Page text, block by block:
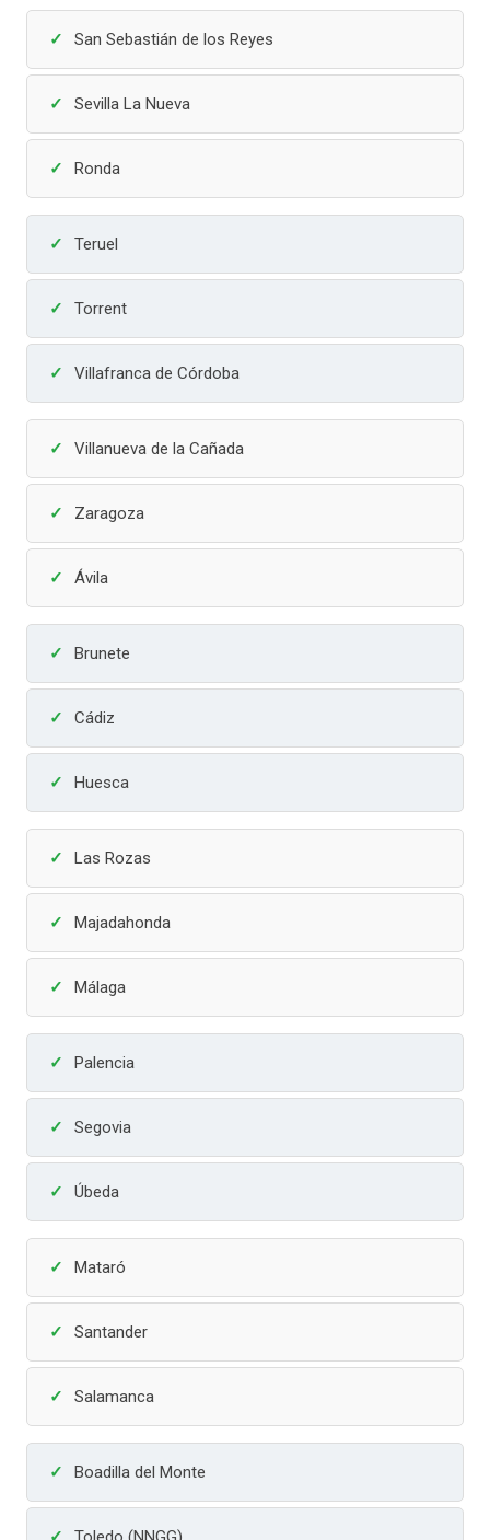
San Sebastián de los Reyes
Sevilla La Nueva
Ronda
Teruel
Torrent
Villafranca de Córdoba
Villanueva de la Cañada
Zaragoza
Ávila
Brunete
Cádiz
Huesca
Las Rozas
Majadahonda
Málaga
Palencia
Segovia
Úbeda
Mataró
Santander
Salamanca
Boadilla del Monte